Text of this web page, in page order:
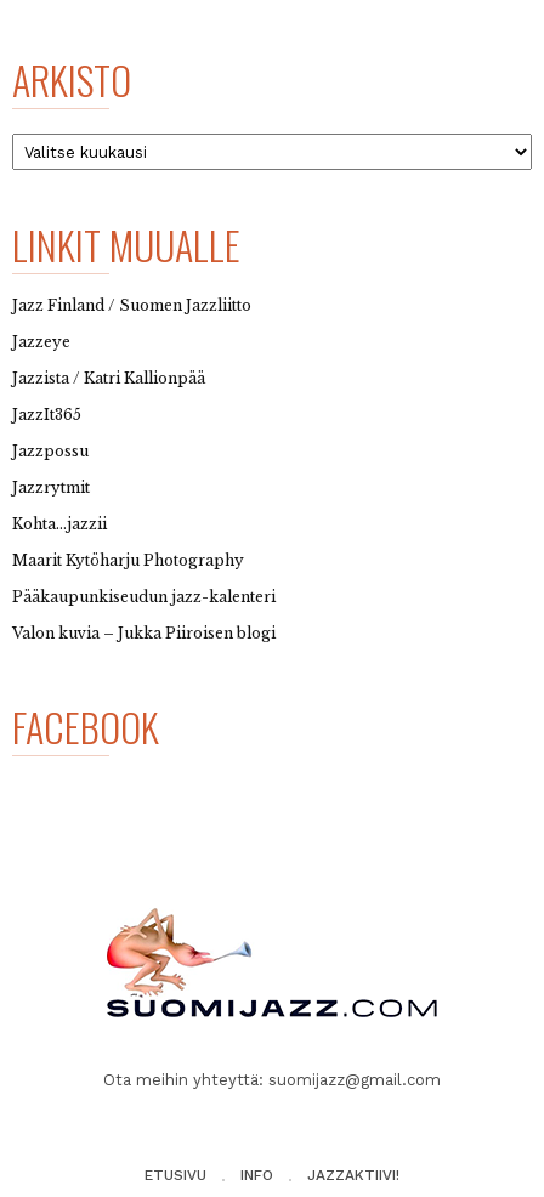
ARKISTO
Arkisto
LINKIT MUUALLE
Jazz Finland / Suomen Jazzliitto
Jazzeye
Jazzista / Katri Kallionpää
JazzIt365
Jazzpossu
Jazzrytmit
Kohta…jazzii
Maarit Kytöharju Photography
Pääkaupunkiseudun jazz-kalenteri
Valon kuvia – Jukka Piiroisen blogi
FACEBOOK
Ota meihin yhteyttä: suomijazz@gmail.com
ETUSIVU INFO JAZZAKTIIVI!